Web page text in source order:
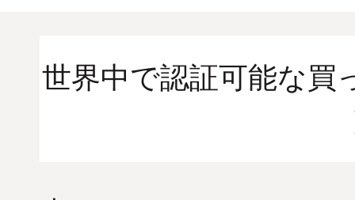
世界中で認証可能な買